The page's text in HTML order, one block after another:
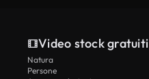
Video stock gratuiti
Natura
Persone